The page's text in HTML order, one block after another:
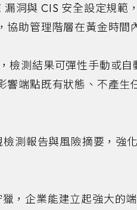
漏洞與 CIS 安全設定規範
助管理階層在黃金時間
檢測結果可彈性手動或
端點既有狀態、不產生
檢測報告與風險摘要，強
，企業能建立起強大的